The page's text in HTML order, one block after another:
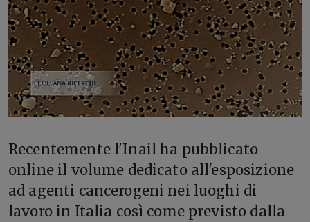
Recentemente l'Inail ha pubblicato
online il volume dedicato all'esposizione
ad agenti cancerogeni nei luoghi di
lavoro in Italia così come previsto dalla